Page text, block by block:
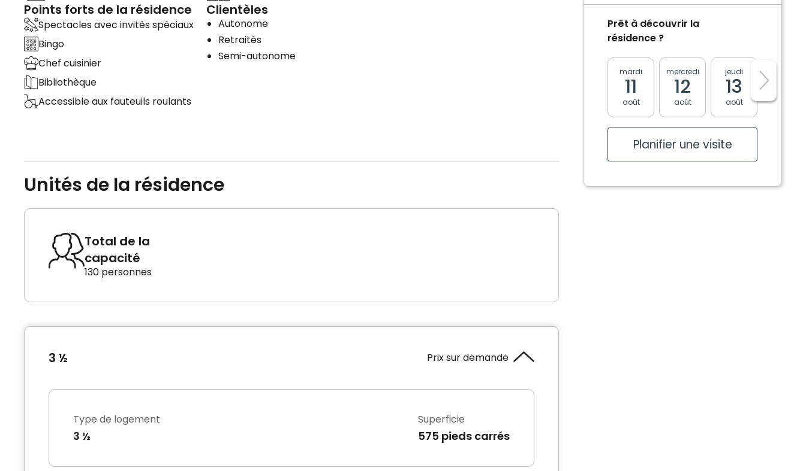
Points forts de la résidence
Spectacles avec invités spéciaux
Bingo
Chef cuisinier
Bibliothèque
Accessible aux fauteuils roulants
Clientèles
Autonome
Retraités
Semi-autonome
Unités de la résidence
Total de la
capacité
130 personnes
3 ½ Prix sur demande
Type de logement
3 ½
Superficie
575 pieds carrés
Prêt à découvrir la
résidence ?
mardi
11
août
mercredi
12
août
jeudi
13
août août
Planifier une visite